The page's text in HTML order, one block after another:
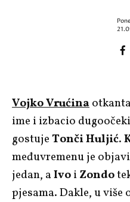
Vojko Vrućina
ime i izbacio
gostujeTonči Huljić.
međuvremenu je
jedan, aIvoiZondo
pjesama. Dakle, u